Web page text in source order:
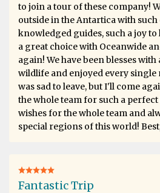
to join a tour of these company!
outside in the Antartica with
knowledged guides, such a joy to
a great choice with Oceanwide
again! We have been blesses
wildlife and enjoyed every
was sad to leave, but I'll come
the whole team for such a
wishes for the whole team and
special regions of this world!
Fantastic Trip